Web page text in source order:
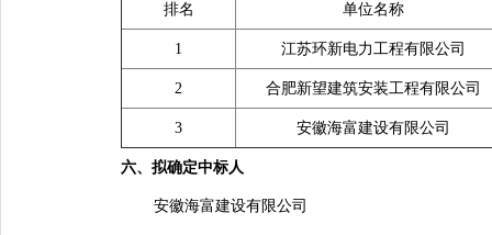
排名 单位名称
1 江苏环新电力工程有限公司
2 合肥新望建筑安装工程有限公司
3 安徽海富建设有限公司
六、 拟确定中标人
安徽海富建设有限公司